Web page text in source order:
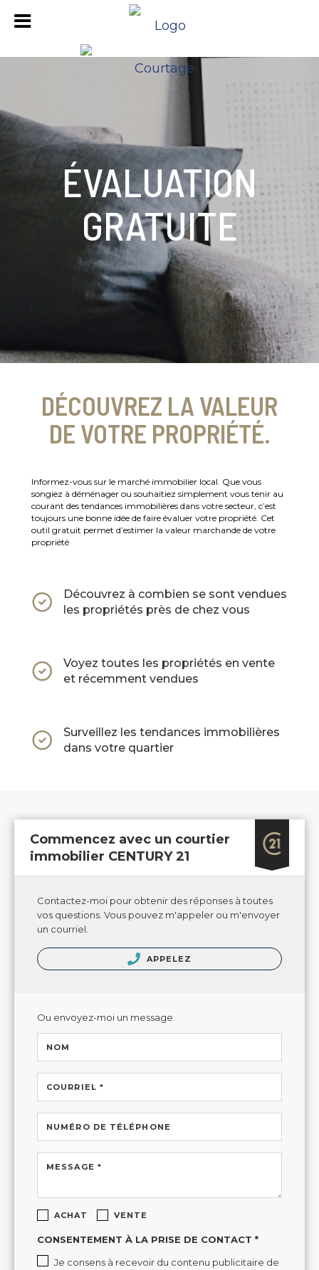
ÉVALUATION
GRATUITE
DÉCOUVREZ LA VALEUR
DE VOTRE PROPRIÉTÉ.
Informez-vous sur le marché immobilier local. Que vous
songiez à déménager ou souhaitiez simplement vous tenir au
courant des tendances immobilières dans votre secteur, c’est
toujours une bonne idée de faire évaluer votre propriété. Cet
outil gratuit permet d’estimer la valeur marchande de votre
propriété
Découvrez à combien se sont vendues
les propriétés près de chez vous
Voyez toutes les propriétés en vente
et récemment vendues
Surveillez les tendances immobilières
dans votre quartier
Commencez avec un courtier
immobilier CENTURY 21
Contactez-moi pour obtenir des réponses à toutes
vos questions. Vous pouvez m'appeler ou m'envoyer
un courriel.
APPELEZ
Ou envoyez-moi un message.
NOM
COURRIEL *
NUMÉRO DE TÉLÉPHONE
MESSAGE *
ACHAT VENTE
CONSENTEMENT À LA PRISE DE CONTACT *
Je consens à recevoir du contenu publicitaire de